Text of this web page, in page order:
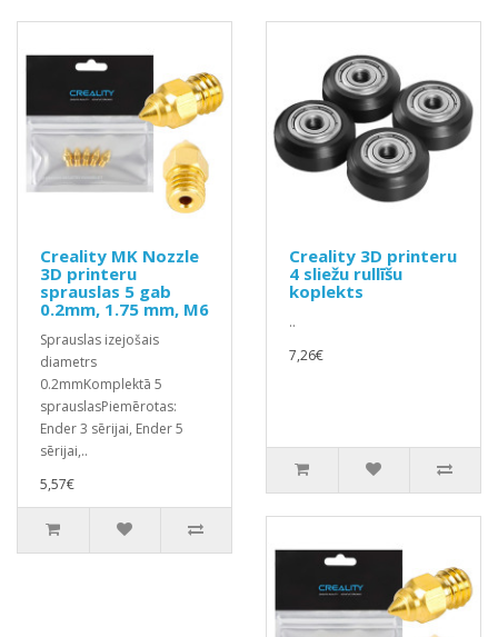
Creality MK Nozzle
3D printeru
sprauslas 5 gab
0.2mm, 1.75 mm, M6
Sprauslas izejošais
diametrs
0.2mmKomplektā 5
sprauslasPiemērotas:
Ender 3 sērijai, Ender 5
sērijai,..
5,57€
Creality 3D printeru
4 sliežu rullīšu
koplekts
..
7,26€